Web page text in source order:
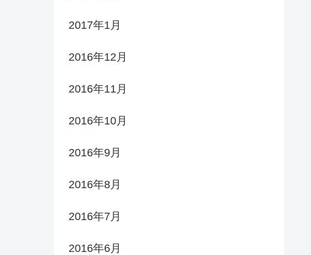
2017年1月
2016年12月
2016年11月
2016年10月
2016年9月
2016年8月
2016年7月
2016年6月